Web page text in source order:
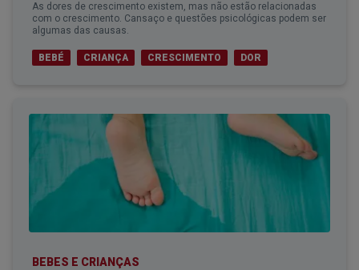
As dores de crescimento existem, mas não estão relacionadas
com o crescimento. Cansaço e questões psicológicas podem ser
algumas das causas.
BEBÉ CRIANÇA CRESCIMENTO DOR
BEBES E CRIANÇAS